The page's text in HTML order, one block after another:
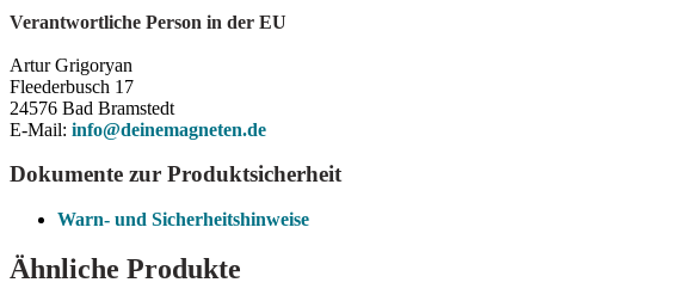
Verantwortliche Person in der EU
Artur Grigoryan
Fleederbusch 17
24576 Bad Bramstedt
E-Mail: info@deinemagneten.de
Dokumente zur Produktsicherheit
Warn- und Sicherheitshinweise
Ähnliche Produkte